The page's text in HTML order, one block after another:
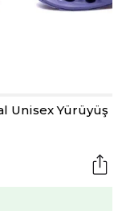
Unisex Yürüyüş